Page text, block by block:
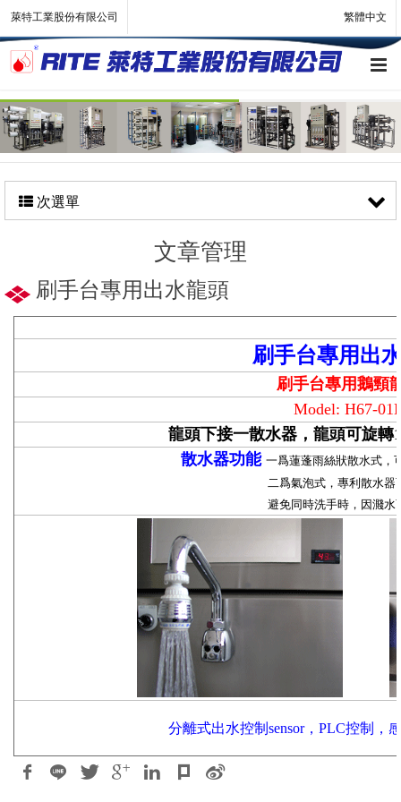
繁體中文
萊特工業股份有限公司
次選單
文章管理
刷手台專用出水龍頭
刷手台專用出
刷手台專用鵝頸
Model: H67-
龍頭下接一散水器，龍頭可旋轉
散水器功能 一爲蓮蓬雨絲狀散水式，
二爲氣泡式，專利散水器可讓出水中充滿
避免同時洗手時，因濺水而交叉
分離式出水控制sensor，PLC控制，